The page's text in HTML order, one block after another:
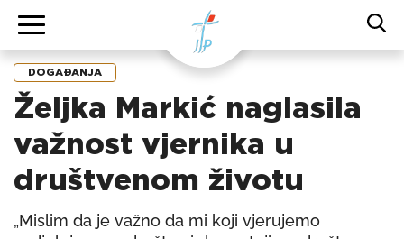
DOGAĐANJA
Željka Markić naglasila
važnost vjernika u
društvenom životu
„Mislim da je važno da mi koji vjerujemo